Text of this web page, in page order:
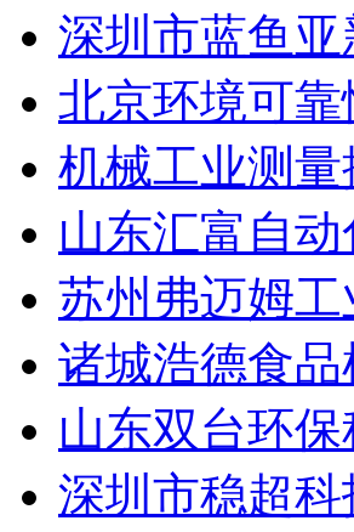
深圳市蓝鱼亚
北京环境可
机械工业测
山东汇富自
苏州弗迈姆
诸城浩德食
山东双台环
深圳市稳超